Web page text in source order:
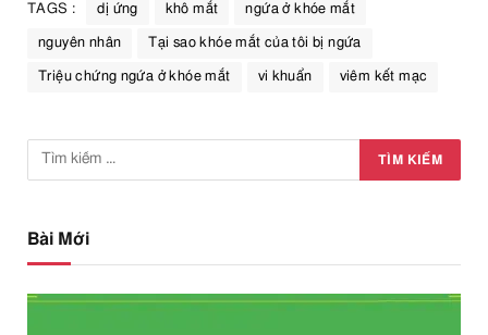
TAGS : dị ứng khô mắt ngứa ở khóe mắt
nguyên nhân Tại sao khóe mắt của tôi bị ngứa
Triệu chứng ngứa ở khóe mắt vi khuẩn viêm kết mạc
Bài Mới